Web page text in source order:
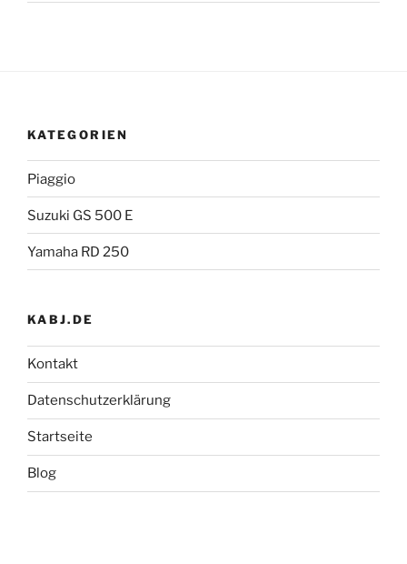
KATEGORIEN
Piaggio
Suzuki GS 500 E
Yamaha RD 250
KABJ.DE
Kontakt
Datenschutzerklärung
Startseite
Blog